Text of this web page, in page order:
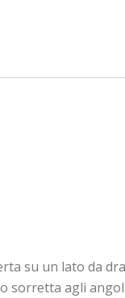
su un lato da
sorretta agli